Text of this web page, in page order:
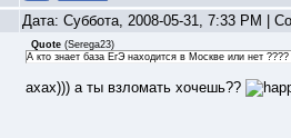
Дата: Суббота, 2008-05-31, 7:33 PM |
Quote(Serega23)
А кто знает база ЕгЭ находится в Москве или нет ????
ахах))) а ты взломать хочешь??